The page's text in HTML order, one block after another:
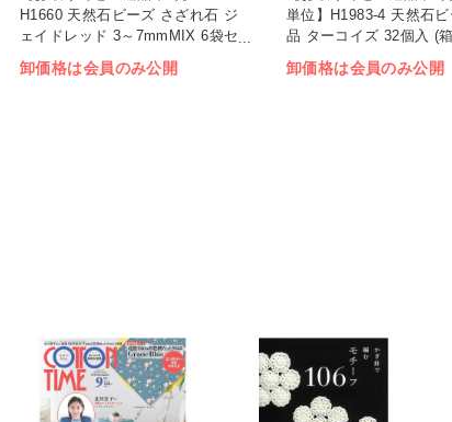
H1660 天然石ビーズ さざれ石 ジ
ェイドレッド 3～7mmMIX 6袋セ
ット (セット)
卸価格は会員のみ公開
単位】H1983-4 天然石
品 ターコイズ 32個入 (
卸価格は会員のみ公開